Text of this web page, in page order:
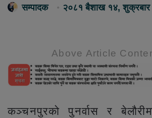
सम्पादक २०८१ बैशाख १४,
Above Article
कञ्चनपुरको पुनर्वास र